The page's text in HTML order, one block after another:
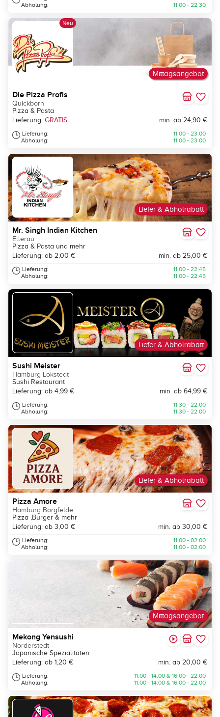
Abholung:
11:00 - 22:30
Mittagsangebot
Neu
Die Pizza Profis
Quickborn
Pizza & Pasta
Lieferung: GRATIS min. ab 24,90 €
Lieferung:
Abholung:
11:00 - 23:00
11:00 - 23:00
Liefer & Abholrabatt
Mr. Singh Indian Kitchen
Ellerau
Pizza & Pasta und mehr
Lieferung: ab 2,00 €
min. ab 25,00 €
Lieferung:
Abholung:
11:00 - 22:45
11:00 - 22:45
Liefer & Abholrabatt
Sushi Meister
Hamburg Lokstedt
Sushi Restaurant
Lieferung: ab 4,99 €
min. ab 64,99 €
Lieferung:
Abholung:
11:30 - 22:00
11:30 - 22:00
Liefer & Abholrabatt
Pizza Amore
Hamburg Borgfelde
Pizza ,Burger & mehr
Lieferung: ab 3,00 €
min. ab 30,00 €
Lieferung:
Abholung:
11:00 - 02:00
11:00 - 02:00
Mittagsangebot
Mekong Yensushi
Norderstedt
Japanische Spezialitäten
Lieferung: ab 1,20 €
min. ab 20,00 €
Lieferung:
Abholung:
11:00 - 14:00 & 16:00 - 22:00
11:00 - 14:00 & 16:00 - 22:00